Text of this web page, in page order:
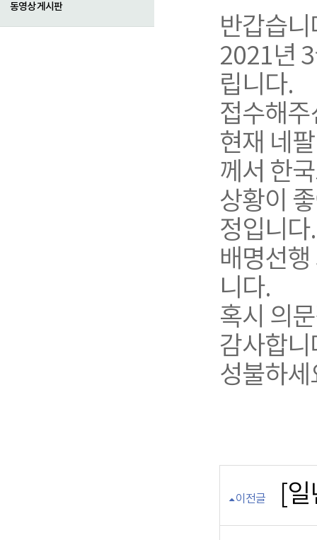
동영상 게시판
반갑습니
2021년
립니다.
접수해
현재 네
께서 한
상황이
정입니다.
배명선
니다.
혹시 의
감사합니
성불하세
이전글 [